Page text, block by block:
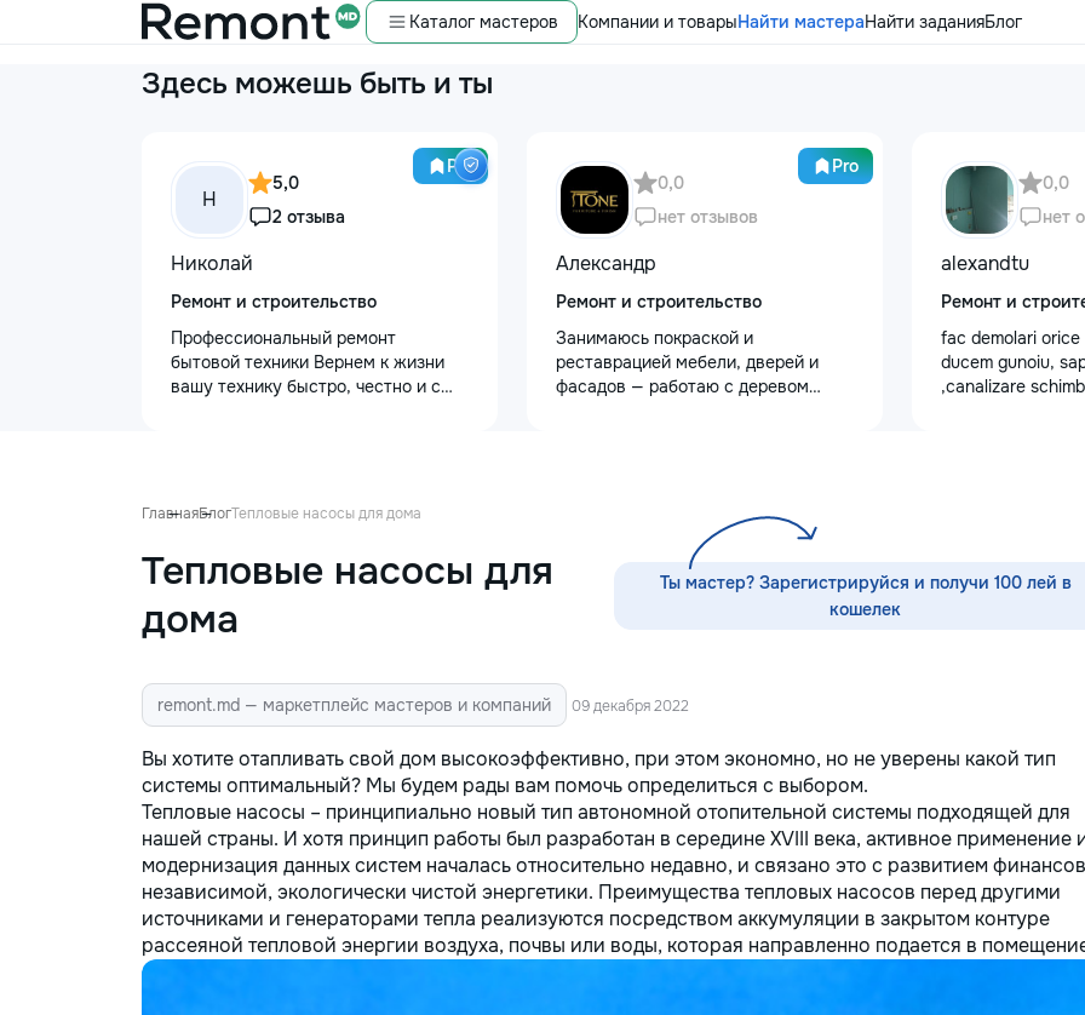
Каталог мастеров Компании и товарыНайти мастераНайти заданияБлог
Здесь можешь быть и ты
Pro
Н
5,0
2 отзыва
Николай
Ремонт и строительство
Профессиональный ремонт
бытовой техники Вернем к жизни
вашу технику быстро, честно и с
течение 1–2 часов после заявки. 📉
обойдется на 30–50% дешевле. ⚙️
Используем только проверенные
посудомоечные машины,
сушильные машины. 🍳
Электрические и индукционные
плиты, духовые шкафы 🍲
Микроволновые печи, вытяжки 🧹
Пылесосы и мелкая бытовая
техника Водонагреватели
Электропроводку и все что связано
с электрикой Сантехнические
работы. Ваша техника сломалась,
искрит или не включается? Не
Pro
0,0
нет отзывов
Александр
Ремонт и строительство
Занимаюсь покраской и
реставрацией мебели, дверей и
фасадов — работаю с деревом
кухонных фасадов, гардеробных,
прихожих — покраска и
восстановление входных и
межкомнатных дверей — резные и
покраска Работаю с массивом,
шпоном, МДФ. Подбираю цвет и
финиш под интерьер — матовый,
глянец, патина, состаривание,
тонировка под нужный оттенок
дерева. Главное в моей работе —
качество поверхности. Ровное
покрытие без подтёков и полос,
аккуратные углы и кромки, чистая
работа с резьбой. Кишинёв и
пригород. Выезд на замер,
0,0
нет
alexandtu
Ремонт и
fac demolari
ducem gunoiu,
,canalizare
ГлавнаяБлогТепловые насосы для дома
Тепловые насосы для
дома
Ты мастер? Зарегистрируйся и получи 100 лей в
кошелек
remont.md — маркетплейс мастеров и компаний 09 декабря 2022
Вы хотите отапливать свой дом высокоэффективно, при этом экономно, но не уверены какой тип
системы оптимальный? Мы будем рады вам помочь определиться с выбором.
Тепловые насосы – принципиально новый тип автономной отопительной системы подходящей для
нашей страны. И хотя принцип работы был разработан в середине XVIII века, активное применение
модернизация данных систем началась относительно недавно, и связано это с развитием
независимой, экологически чистой энергетики. Преимущества тепловых насосов перед другими
источниками и генераторами тепла реализуются посредством аккумуляции в закрытом контуре
рассеяной тепловой энергии воздуха, почвы или воды, которая направленно подается в